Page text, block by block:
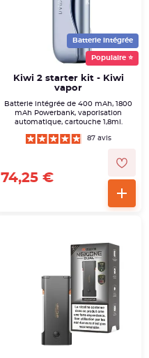
Batterie intégrée
Populaire ⭐
Kiwi 2 starter kit - Kiwi
vapor
Batterie intégrée de 400 mAh, 1800
mAh Powerbank, vaporisation
automatique, cartouche 1,8ml.
87 avis
74,25 €